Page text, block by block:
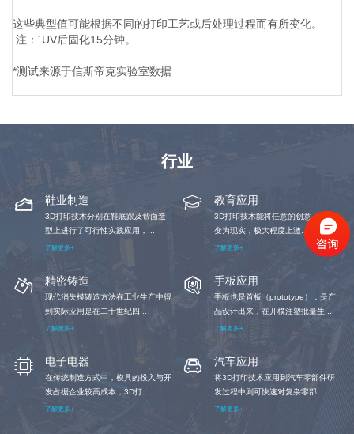
这些典型值可能根据不同的打印工艺或后处理过程而有所变化。
注：¹UV后固化15分钟。
*测试来源于信斯帝克实验室数据
行业
鞋业制造
3D打印技术分别在鞋底跟及帮面造
型上进行了可行性实践应用，...
了解更多+
教育应用
3D打印技术能将任意的创意、想象
变为现实，极大程度上激...
了解更多+
精密铸造
现代消失模铸造方法在工业生产中得
到实际应用是在二十世纪四...
了解更多+
手板应用
手板也是首板（prototype），是产
品设计出来，在开模注塑批量生...
了解更多+
电子电器
在传统制造方式中，模具的投入与开
发占据企业较高成本，3D打...
了解更多+
汽车应用
将3D打印技术应用到汽车零部件研
发过程中则可快速对复杂零部...
了解更多+